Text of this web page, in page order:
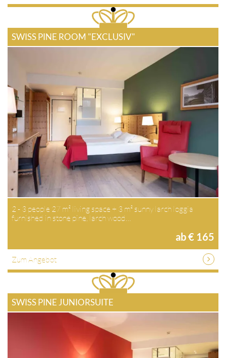
SWISS PINE ROOM "EXCLUSIV"
2 - 3 people 27 m² living space + 3 m² sunny larch loggia
furnished in stone pine, larch wood…
ab € 165
Zum Angebot
SWISS PINE JUNIORSUITE